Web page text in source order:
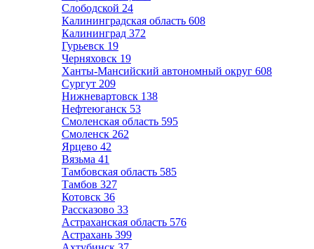
Слободской 24
Калининградская область 608
Калининград 372
Гурьевск 19
Черняховск 19
Ханты-Мансийский автономный округ 608
Сургут 209
Нижневартовск 138
Нефтеюганск 53
Смоленская область 595
Смоленск 262
Ярцево 42
Вязьма 41
Тамбовская область 585
Тамбов 327
Котовск 36
Рассказово 33
Астраханская область 576
Астрахань 399